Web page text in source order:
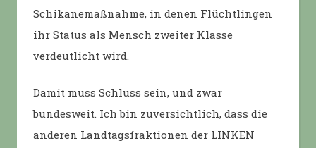
Schikanemaßnahme, in denen Flüchtlingen
ihr Status als Mensch zweiter Klasse
verdeutlicht wird.
Damit muss Schluss sein, und zwar
bundesweit. Ich bin zuversichtlich, dass die
anderen Landtagsfraktionen der LINKEN